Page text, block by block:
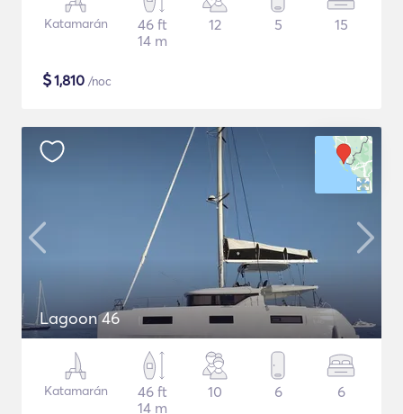
Katamarán
46 ft
14 m
12 5 15
$1,810 /noc
Lagoon 46
Katamarán
46 ft
14 m
10 6 6